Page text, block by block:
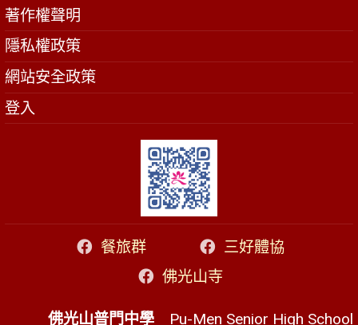
著作權聲明
隱私權政策
網站安全政策
登入
餐旅群
三好體協
佛光山寺
佛光山普門中學 Pu-Men Senior High School